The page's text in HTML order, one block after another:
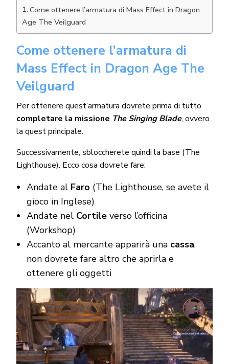
Come ottenere l’armatura di Mass Effect in Dragon
Age The Veilguard
Come ottenere l’armatura di
Mass Effect in Dragon Age The
Veilguard
Per ottenere quest’armatura dovrete prima di tutto
completare la missione The Singing Blade, ovvero
la quest principale.
Successivamente, sbloccherete quindi la base (The
Lighthouse). Ecco cosa dovrete fare:
Andate al Faro (The Lighthouse, se avete il
gioco in Inglese)
Andate nel Cortileverso l’officina
(Workshop)
Accanto al mercante apparirà una cassa,
non dovrete fare altro che aprirla e
ottenere gli oggetti